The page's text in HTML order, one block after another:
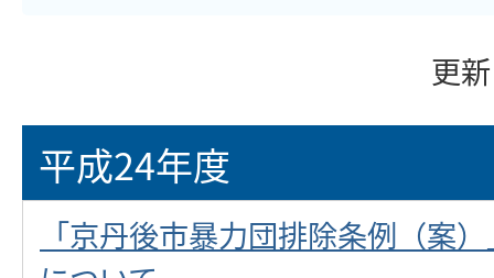
更
平成24年度
「京丹後市暴力団排除条例（案